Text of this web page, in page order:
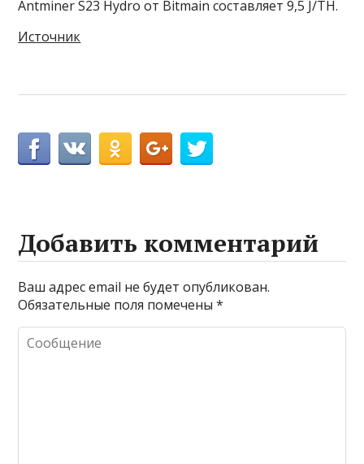
Antminer S23 Hydro от Bitmain составляет 9,5 J/TH.
Источник
Добавить комментарий
Ваш адрес email не будет опубликован.
Обязательные поля помечены*